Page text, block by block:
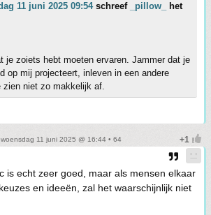
11 juni 2025 09:54schreef _pillow_
het
je zoiets hebt moeten ervaren. Jammer dat je
op mij projecteert, inleven in een andere
niet zo makkelijk af.
woensdag 11 juni 2025 @ 16:44 • 64
is echt zeer goed, maar als mensen elkaar
en ideeën, zal het waarschijnlijk niet